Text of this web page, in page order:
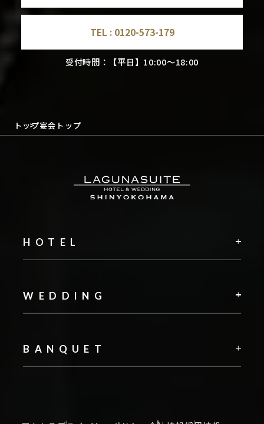
TEL : 0120-573-179
受付時間：【平日】10:00～18:00
トップ宴会トップ
HOTEL
WEDDING
BANQUET